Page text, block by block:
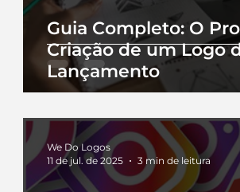
Guia Completo: O
Criação de um Logo
Lançamento
We Do Logos
11 de jul. de 2025
3 min de leitura